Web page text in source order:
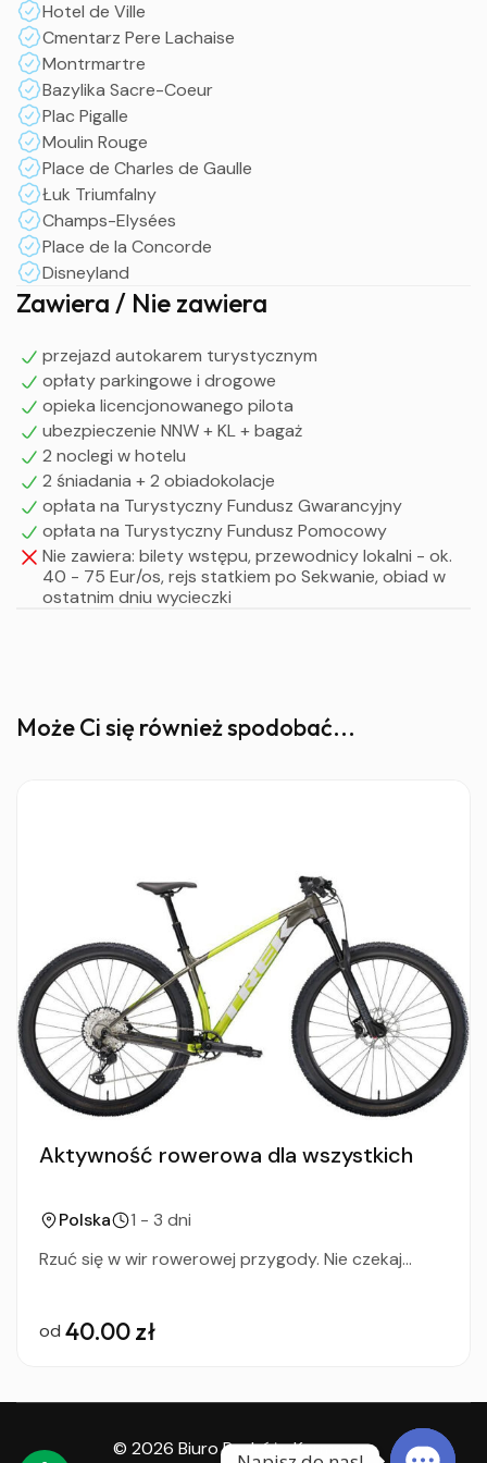
nekropolia miasta (m. in. grób Fryderyka Chopina),
Montrmartre - dzielnica artystów - malarzy z
malowniczymi uliczkami, Bazylika Sacre-Coeur, Plac
Pigalle ze słynnym kabaretem Moulin Rouge, Place de
Charles de Gaulle, Łuk Triumfalny – Arc de Triomphe
Spacer Champs-Elysées, najsławniejszą arterią stolicy
Francji, Place de la Concorde
Opcjonalnie rejs statkiem po Sekwanie
Obiadokolacja i nocleg
IV dzień
Wyjazd do Disneylandu – zwiedzanie najpiękniejszego
parku rozrywki dla dzieci i dorosłych w Europie. W
bajkowej scenerii czekać nas będą atrakcje z pięciu
różnorodnych krain, a także Myszka Miki i Kaczor Donald.
Znajdziemy się w królestwie marzeń i najnowszej techniki,
w domu lalek z całego świata i w krainie piratów.
Będziemy podróżować w czasie i przestrzeni z
bohaterami filmów Walta Disneya
W godzinach wieczornych wyjazd do Polski
Hotel de Ville
Cmentarz Pere Lachaise
Montrmartre
Bazylika Sacre-Coeur
Plac Pigalle
Moulin Rouge
Place de Charles de Gaulle
Łuk Triumfalny
Champs-Elysées
Place de la Concorde
Disneyland
Zawiera / Nie zawiera
przejazd autokarem turystycznym
opłaty parkingowe i drogowe
opieka licencjonowanego pilota
ubezpieczenie NNW + KL + bagaż
2 noclegi w hotelu
2 śniadania + 2 obiadokolacje
opłata na Turystyczny Fundusz Gwarancyjny
opłata na Turystyczny Fundusz Pomocowy
Nie zawiera: bilety wstępu, przewodnicy lokalni - ok.
40 - 75 Eur/os, rejs statkiem po Sekwanie, obiad w
ostatnim dniu wycieczki
Może Ci się również spodobać...
Aktywność rowerowa dla wszystkich
Polska
1 - 3 dni
Rzuć się w wir rowerowej przygody. Nie czekaj...
od 40.00 zł
© 2026 Biuro Podróży Kormoran.